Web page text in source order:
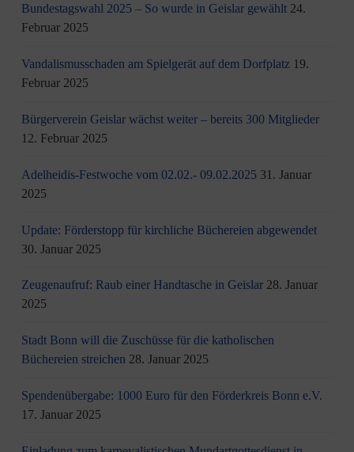
Bundestagswahl 2025 – So wurde in Geislar gewählt 24.
Februar 2025
Vandalismusschaden am Spielgerät auf dem Dorfplatz 19.
Februar 2025
Bürgerverein Geislar wächst weiter – bereits 300 Mitglieder
12. Februar 2025
Adelheidis-Festwoche vom 02.02.- 09.02.2025 31. Januar
2025
Update: Förderstopp für kirchliche Büchereien abgewendet
30. Januar 2025
Zeugenaufruf: Raub einer Handtasche in Geislar 28. Januar
2025
Stadt Bonn will die Zuschüsse für die katholischen
Büchereien streichen 28. Januar 2025
Spendenübergabe: 1000 Euro für den Förderkreis Bonn e.V.
17. Januar 2025